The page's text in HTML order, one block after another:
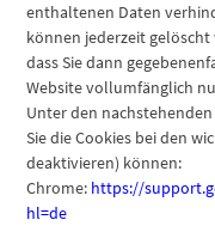
enthaltenen Daten
können jederzeit gelöscht
dass Sie dann
Website vollumfänglich
Unter den
Sie die Cookies bei den
deaktivieren) können:
Chrome: https://
hl=de